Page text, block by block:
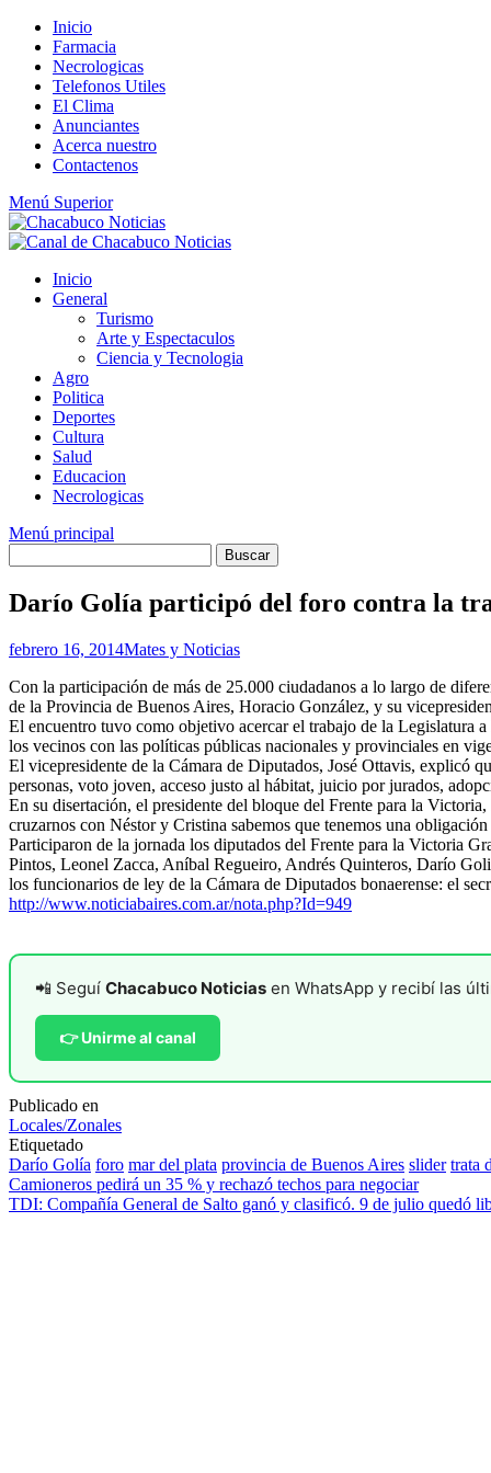
Saltar
contenido
Inicio
Farmacia
Necrologicas
Telefonos Utiles
El Clima
Anunciantes
Acerca nuestro
Contactenos
Menú Superior
Inicio
General
Turismo
Arte y Espectaculos
Ciencia y Tecnologia
Agro
Politica
Deportes
Cultura
Salud
Educacion
Necrologicas
Menú principal
Darío Golía participó del foro contra la
febrero 16, 2014Mates y Noticias
Con la participación de más de 25.000 ciudadanos a lo largo de
de la Provincia de Buenos Aires, Horacio González, y su
El encuentro tuvo como objetivo acercar el trabajo de la Legislatura
los vecinos con las políticas públicas nacionales y provinciales en
El vicepresidente de la Cámara de Diputados, José Ottavis, explicó
personas, voto joven, acceso justo al hábitat, juicio por jurados,
En su disertación, el presidente del bloque del Frente para la
cruzarnos con Néstor y Cristina sabemos que tenemos una
Participaron de la jornada los diputados del Frente para la Victoria
Pintos, Leonel Zacca, Aníbal Regueiro, Andrés Quinteros, Darío
los funcionarios de ley de la Cámara de Diputados bonaerense: el
http://www.noticiabaires.com.ar/nota.php?Id=949
📲 Seguí Chacabuco Noticias en WhatsApp y recibí las
👉 Unirme al canal
Publicado en
Locales/Zonales
Etiquetado
Darío Golía foro mar del plata provincia de Buenos Aires slider trata
Navegación
de
Camioneros pedirá un 35 % y rechazó techos para negociar
TDI: Compañía General de Salto ganó y clasificó. 9 de julio quedó